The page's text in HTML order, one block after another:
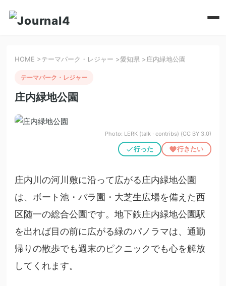
HOME >テーマパーク・レジャー >愛知県 >庄内緑地公園
テーマパーク・レジャー
庄内緑地公園
Photo: LERK (talk · contribs) (CC BY 3.0)
行った 行きたい
庄内川の河川敷に沿って広がる庄内緑地公園
は、ボート池・バラ園・大芝生広場を備えた西
区随一の総合公園です。地下鉄庄内緑地公園駅
を出れば目の前に広がる緑のパノラマは、通勤
帰りの散歩でも週末のピクニックでも心を解放
してくれます。